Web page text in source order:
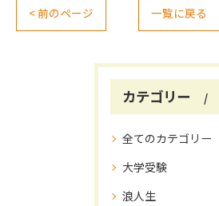
< 前のページ 一覧に戻る
カテゴリー
全てのカテゴリー
大学受験
浪人生